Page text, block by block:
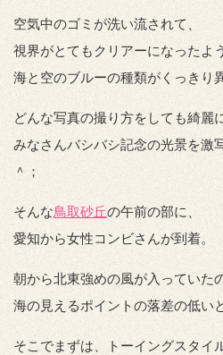
空気中のゴミが洗い流されて、
視界がとてもクリアーになったよう
海と空のブルーの種類がくっきり
どんな写真の撮り方をしても綺麗
みなさんバシバシ記念の光景を激
＾；
そんな鳥取砂丘の午前の部に、
愛知から女性コンビさんが到着。
朝から北東強めの風が入っていたの
海の見えるポイントの落差の低い
そこでまずは、トーイングスタイ